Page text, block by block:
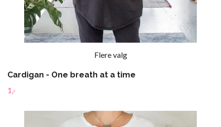
Flere valg
Cardigan - One breath at a time
1,-